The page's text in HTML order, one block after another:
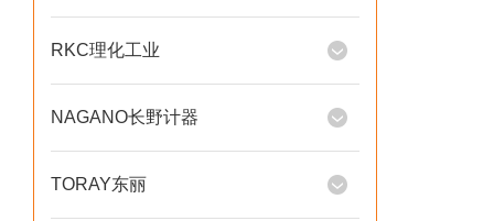
RKC理化工业
NAGANO长野计器
TORAY东丽